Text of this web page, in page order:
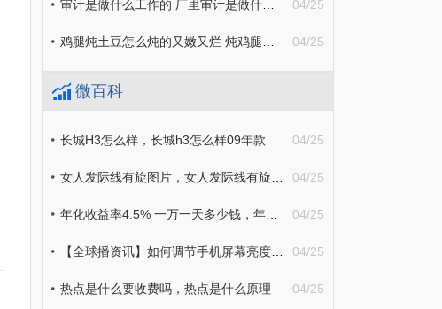
04/25
审计是做什么工作的 厂里审计是做什么工作的
04/25
鸡腿炖土豆怎么炖的又嫩又烂 炖鸡腿怎么做好吃又烂
微百科
04/25
长城H3怎么样，长城h3怎么样09年款
04/25
女人发际线有旋图片，女人发际线有旋怎么留刘海
04/25
年化收益率4.5% 一万一天多少钱，年化率4.5%是多少利息|世界微速讯
04/25
【全球播资讯】如何调节手机屏幕亮度，win10如何调整屏幕亮度
04/25
热点是什么要收费吗，热点是什么原理